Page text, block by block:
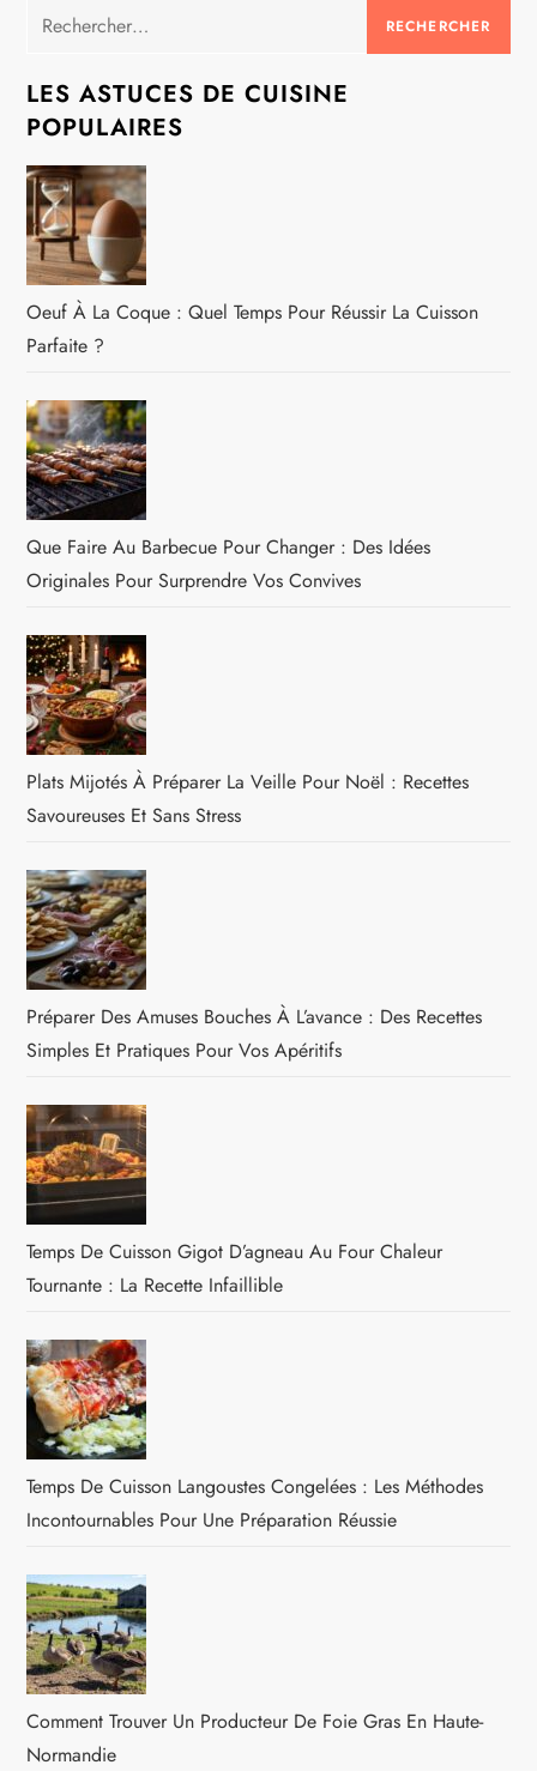
Rechercher :
LES ASTUCES DE CUISINE
POPULAIRES
Oeuf À La Coque : Quel Temps Pour Réussir La Cuisson
Parfaite ?
Que Faire Au Barbecue Pour Changer : Des Idées
Originales Pour Surprendre Vos Convives
Plats Mijotés À Préparer La Veille Pour Noël : Recettes
Savoureuses Et Sans Stress
Préparer Des Amuses Bouches À L’avance : Des Recettes
Simples Et Pratiques Pour Vos Apéritifs
Temps De Cuisson Gigot D’agneau Au Four Chaleur
Tournante : La Recette Infaillible
Temps De Cuisson Langoustes Congelées : Les Méthodes
Incontournables Pour Une Préparation Réussie
Comment Trouver Un Producteur De Foie Gras En Haute-
Normandie